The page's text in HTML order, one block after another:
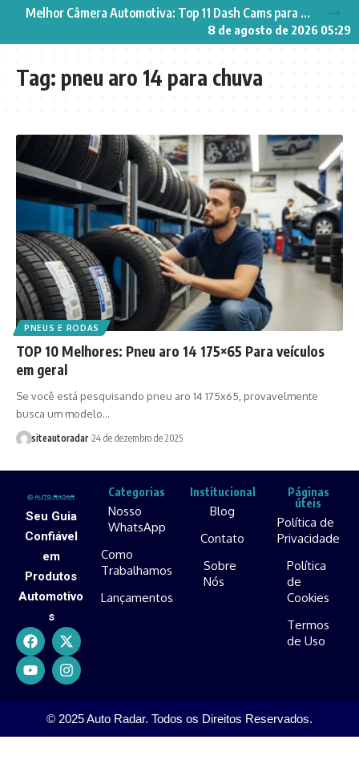
8 de agosto de 2026 05:29
Melhor Câmera Automotiva: Top 11 Dash Cams para Segurança no Carro
Tag: pneu aro 14 para chuva
PNEUS E RODAS
TOP 10 Melhores: Pneu aro 14 175×65 Para veículos
em geral
Se você está pesquisando pneu aro 14 175x65, provavelmente
busca um modelo…
siteautoradar 24 de dezembro de 2025
Seu Guia
Confiável
em
Produtos
Automotivo
s
Categorias
Nosso
WhatsApp
Como
Trabalhamos
Lançamentos
Institucional
Blog
Contato
Sobre
Nós
Páginas
úteis
Política de
Privacidade
Política
de
Cookies
Termos
de Uso
© 2025 Auto Radar. Todos os Direitos Reservados.